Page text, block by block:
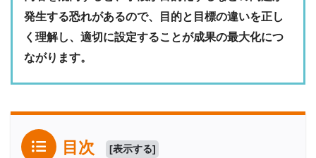
発生する恐れがあるので、目的と目標の違いを正し
く理解し、適切に設定することが成果の最大化につ
ながります。
目次 [表示する]